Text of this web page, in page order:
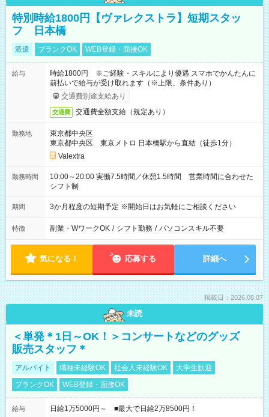
特別時給1800円【ヴァレクストラ】短期スタッ
フ 日本橋
派遣 ブランクOK WEB登録・面接OK
給与
時給1800円 ※ご経験・スキルにより優遇 スマホでかんたんに
前払いで給与が受け取れます（※上限、条件あり）
交通費別途支給あり
交通費 交通費全額支給（規定あり）
勤務地
東京都中央区
東京都中央区 東京メトロ 日本橋駅から直結（徒歩1分）
Valextra
勤務時間
10:00～20:00 実働7.5時間／休憩1.5時間 営業時間に合わせた
シフト制
期間 3か月程度の短期予定 ※開始日はお気軽にご相談ください
特徴 副業・WワークOK / シフト勤務 / パソコンスキル不要
気になる！ 応募する 詳細へ
掲載日：2026.08.07
未読
＜単発＊1日～OK！＞コンサートなどのグッズ
販売スタッフ＊
アルバイト 職種未経験OK 社会人未経験OK
大学生歓迎
ブランクOK
WEB登録・面接OK
給与
日給1万5000円～ ■最大で日給2万8500円！